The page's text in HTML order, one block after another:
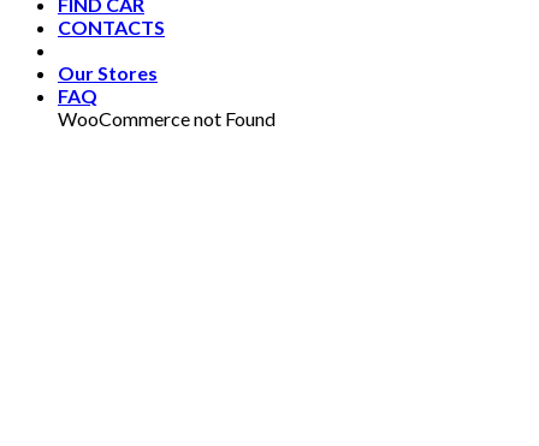
CONTACTS
Our Stores
FAQ
WooCommerce not Found